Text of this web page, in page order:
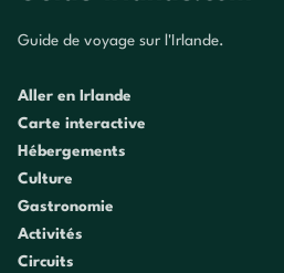
Guide de voyage sur l'Irlande.
Aller en Irlande
Carte interactive
Hébergements
Culture
Gastronomie
Activités
Circuits